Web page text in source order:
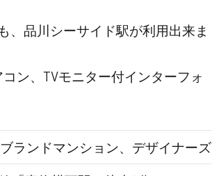
、品川シーサイド駅が利用出来ま
ン、TVモニター付インターフォ
ランドマンション、デザイナーズ